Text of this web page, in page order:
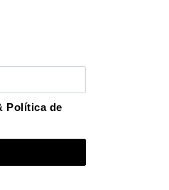
Política de